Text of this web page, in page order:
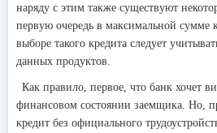
наряду с этим также существуют
первую очередь в максимальной сумме
выборе такого кредита следует
данных продуктов.
Как правило, первое, что банк хочет
финансовом состоянии заемщика. Но,
кредит без официального